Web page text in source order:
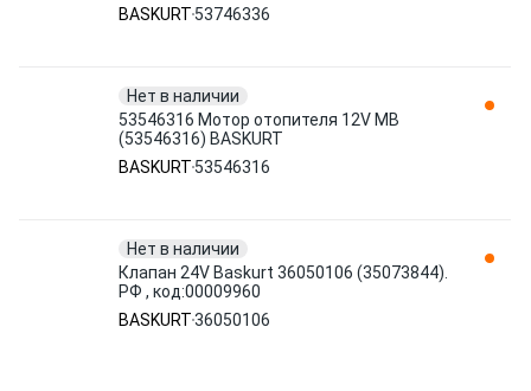
BASKURT 53746336
Нет в наличии
53546316 Мотор отопителя 12V MB
(53546316) BASKURT
BASKURT 53546316
Нет в наличии
Клапан 24V Baskurt 36050106 (35073844).
РФ , код:00009960
BASKURT36050106